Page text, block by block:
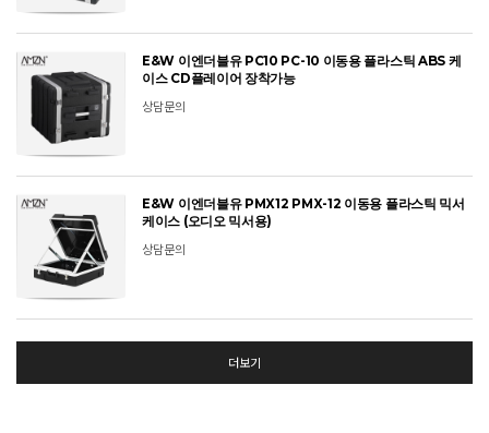
E&W 이엔더블유 PC10 PC-10 이동용 플라스틱 ABS 케
이스 CD플레이어 장착가능
상담문의
E&W 이엔더블유 PMX12 PMX-12 이동용 플라스틱 믹서
케이스 (오디오 믹서용)
상담문의
더보기